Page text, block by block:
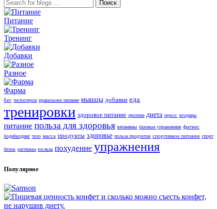
Поиск
Питание
Тренинг
Добавки
Разное
Фарма
бег тестостерон правильное питание мышцы добавки еда
тренировки здоровое питание протеин диета пресс ягодицы
питание польза для здоровья витамины базовые упражнения фитнес
бодибилдинг тело масса продукты здоровье польза продуктов спортивное питание спорт
белок растяжка польза похудение упражнения
Популярное